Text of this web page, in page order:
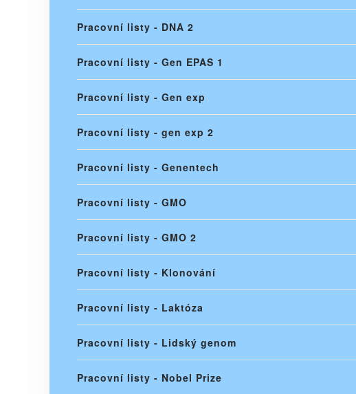
Pracovní listy - DNA 2
Pracovní listy - Gen EPAS 1
Pracovní listy - Gen exp
Pracovní listy - gen exp 2
Pracovní listy - Genentech
Pracovní listy - GMO
Pracovní listy - GMO 2
Pracovní listy - Klonování
Pracovní listy - Laktóza
Pracovní listy - Lidský genom
Pracovní listy - Nobel Prize